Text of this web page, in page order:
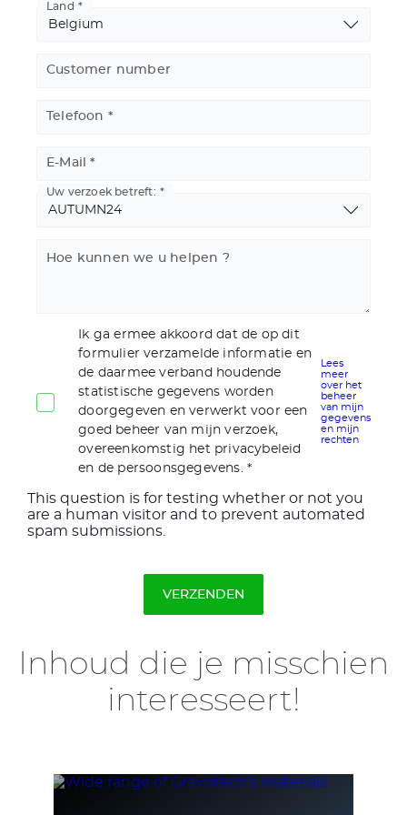
Address
Land
Customer number
Telefoon
E-Mail
Uw verzoek betreft:
Hoe kunnen we u helpen ?
Ik ga ermee akkoord dat de op dit
formulier verzamelde informatie en
de daarmee verband houdende
statistische gegevens worden
doorgegeven en verwerkt voor een
goed beheer van mijn verzoek,
overeenkomstig het privacybeleid
en de persoonsgegevens.
Lees
meer
over het
beheer
van mijn
gegevens
en mijn
rechten
This question is for testing whether or not you
are a human visitor and to prevent automated
spam submissions.
Inhoud die je misschien
interesseert!